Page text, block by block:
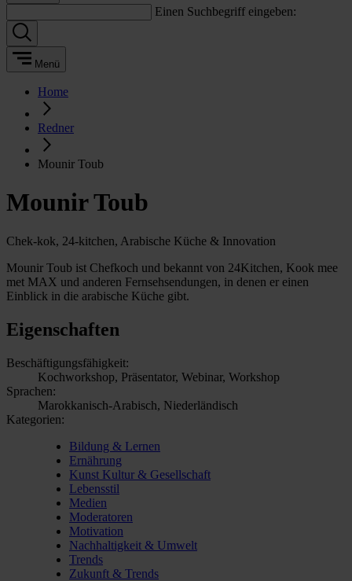
Einen Suchbegriff eingeben:
Menü
Home
Redner
Mounir Toub
Mounir Toub
Chek-kok, 24-kitchen, Arabische Küche & Innovation
Mounir Toub ist Chefkoch und bekannt von 24Kitchen, Kook mee
met MAX und anderen Fernsehsendungen, in denen er einen
Einblick in die arabische Küche gibt.
Eigenschaften
Beschäftigungsfähigkeit:
Kochworkshop, Präsentator, Webinar, Workshop
Sprachen:
Marokkanisch-Arabisch, Niederländisch
Kategorien:
Bildung & Lernen
Ernährung
Kunst Kultur & Gesellschaft
Lebensstil
Medien
Moderatoren
Motivation
Nachhaltigkeit & Umwelt
Trends
Zukunft & Trends